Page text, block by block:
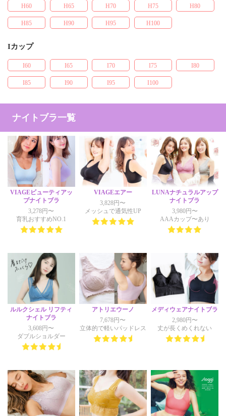
H60 H65 H70 H75 H80
H85 H90 H95 H100
Iカップ
I60 I65 I70 I75 I80
I85 I90 I95 I100
ナイトブラ一覧
VIAGEビューティアッ
プナイトブラ
3,278円〜
育乳おすすめNO.1
VIAGEエアー
3,828円〜
メッシュで通気性UP
LUNAナチュラルアップ
ナイトブラ
3,980円〜
AAAカップ〜あり
ルルクシェル リフティ
ナイトブラ
3,608円〜
ダブルショルダー
アトリエウーノ
7,678円〜
立体的で軽いパッドレス
メディウェアナイトブラ
2,980円〜
丈が長くめくれない